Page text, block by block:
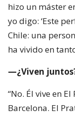
hizo un máster
yo digo: ‘Este
Chile: una
ha vivido en
—¿Viven
“No. Él vive en
Barcelona. El